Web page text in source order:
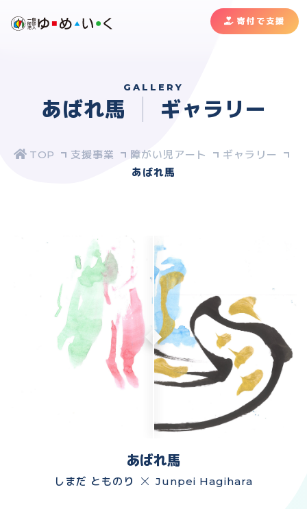
寄付で支援
GALLERY
あばれ馬 ギャラリー
支援事業 障がい児アート
ギャラリー
あばれ馬
あばれ馬
しまだ とものり Junpei Hagihara